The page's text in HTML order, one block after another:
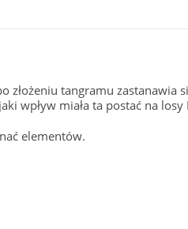
złożeniu tangramu zastanawia
wpływ miała ta postać na losy
elementów.